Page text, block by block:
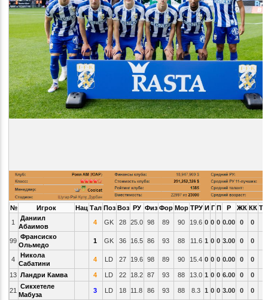
№ Игрок Нац Тал Поз Воз РУ Физ Фор Мор ТРУ И Г П Р ЖК КК ТС
1
Даниил
Абаимов
4 GK 28 25.0 98 89 90 19.6 0 0 0 0.00 0 0
99
Франсиско
Ольмедо
1 GK 36 16.5 86 93 88 11.6 1 0 0 3.00 0 0
4
Никола
Сабатини
4 LD 27 19.6 98 89 90 15.4 0 0 0 0.00 0 0
13 Ландри Камва 4 LD 22 18.2 87 93 88 13.0 1 0 0 6.00 0 0
21
Сикхетеле
Мабуза
3 LD 18 11.8 86 93 88 8.3 1 0 0 3.00 0 0